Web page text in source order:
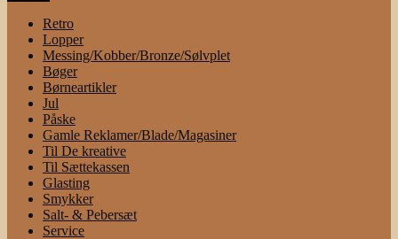
Retro
Lopper
Messing/Kobber/Bronze/Sølvplet
Bøger
Børneartikler
Jul
Påske
Gamle Reklamer/Blade/Magasiner
Til De kreative
Til Sættekassen
Glasting
Smykker
Salt- & Pebersæt
Service